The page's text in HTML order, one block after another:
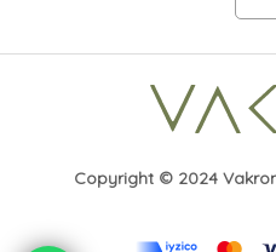
Copyright © 2024